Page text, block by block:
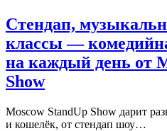
Стендап,
классы —
на каждый день от
Show
Moscow StandUp Show дарит
и кошелёк, от стендап шоу…